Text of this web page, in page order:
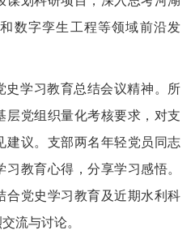
数字孪生工程等领域前沿发
史学习教育总结会议精神。所
层党组织量化考核要求，对支
建议。支部两名年轻党员同志
教育心得，分享学习感悟。
合党史学习教育及近期水利科
流与讨论。